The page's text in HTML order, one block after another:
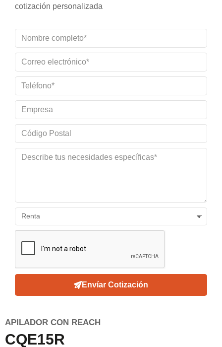
cotización personalizada
Envíar Cotización
APILADOR CON REACH
CQE15R